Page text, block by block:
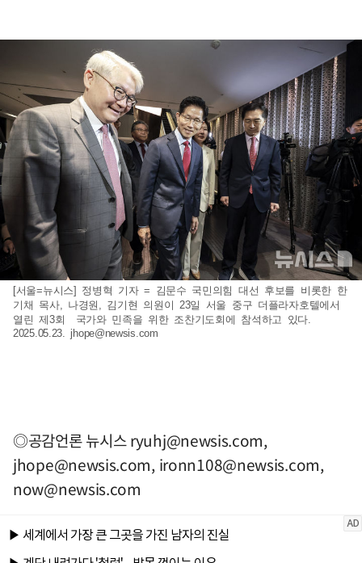
[서울=뉴시스] 정병혁 기자 = 김문수 국민의힘 대선 후보를 비롯한 한
기채 목사, 나경원, 김기현 의원이 23일 서울 중구 더플라자호텔에서
열린 제3회 국가와 민족을 위한 조찬기도회에 참석하고 있다.
2025.05.23. jhope@newsis.com
◎공감언론 뉴시스ryuhj@newsis.com,
jhope@newsis.com, ironn108@newsis.com,
now@newsis.com